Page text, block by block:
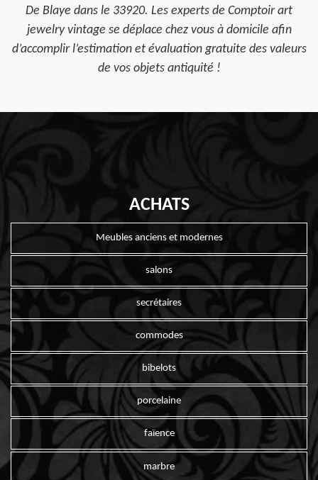
De Blaye dans le 33920. Les experts de Comptoir art
jewelry vintage se déplace chez vous à domicile afin
d’accomplir l’estimation et évaluation gratuite des valeurs
de vos objets antiquité !
ACHATS
Meubles anciens et modernes
salons
secrétaires
commodes
bibelots
porcelaine
faïence
marbre